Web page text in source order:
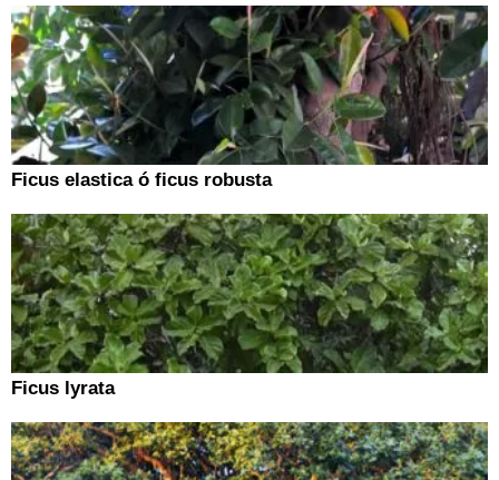
Ficus elastica ó ficus robusta
Ficus lyrata